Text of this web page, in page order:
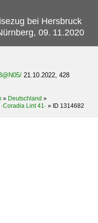
bei Hersbruck
09. 11.2020
21.10.2022, 428
» Deutschland »
Lint 41· » ID 1314682